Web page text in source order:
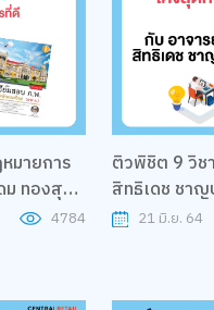
มายการ
ม ทองสุข
4784
ติวพิชิต 9 วิช
สิทธิเดช ชา
Smart to U
21 มิ.ย. 64